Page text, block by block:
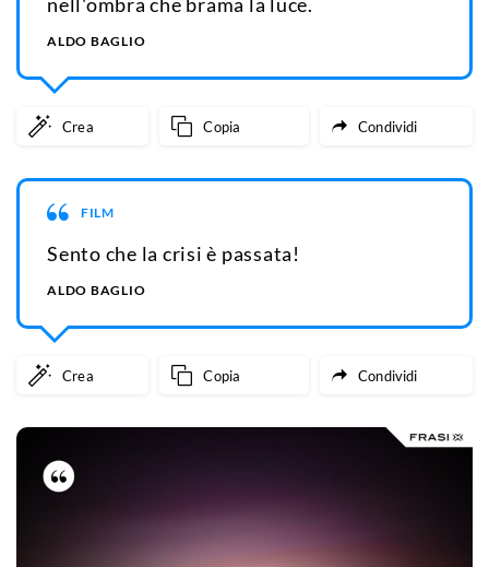
ALDO BAGLIO
Crea Copia Condividi
FILM
Sento che la crisi è passata!
ALDO BAGLIO
Crea Copia Condividi